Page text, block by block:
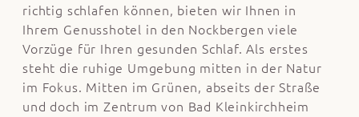
richtig schlafen können, bieten wir Ihnen in
Ihrem Genusshotel in den Nockbergen viele
Vorzüge für Ihren gesunden Schlaf. Als erstes
steht die ruhige Umgebung mitten in der Natur
im Fokus. Mitten im Grünen, abseits der Straße
und doch im Zentrum von Bad Kleinkirchheim